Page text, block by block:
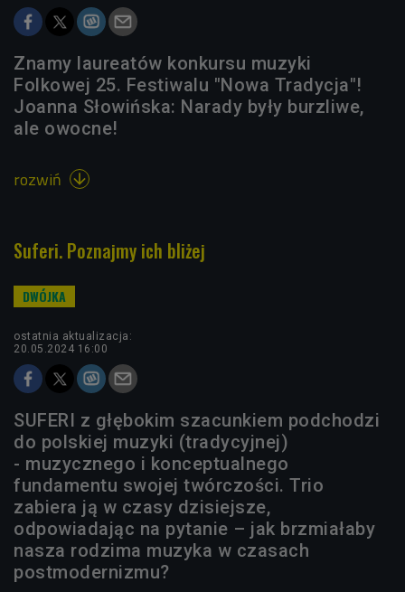
Znamy laureatów konkursu muzyki
Folkowej 25. Festiwalu "Nowa Tradycja"!
Joanna Słowińska: Narady były burzliwe,
ale owocne!
rozwiń 
Suferi. Poznajmy ich bliżej
ostatnia aktualizacja:
20.05.2024 16:00
SUFERI z głębokim szacunkiem podchodzi
do polskiej muzyki (tradycyjnej)
- muzycznego i konceptualnego
fundamentu swojej twórczości. Trio
zabiera ją w czasy dzisiejsze,
odpowiadając na pytanie – jak brzmiałaby
nasza rodzima muzyka w czasach
postmodernizmu?